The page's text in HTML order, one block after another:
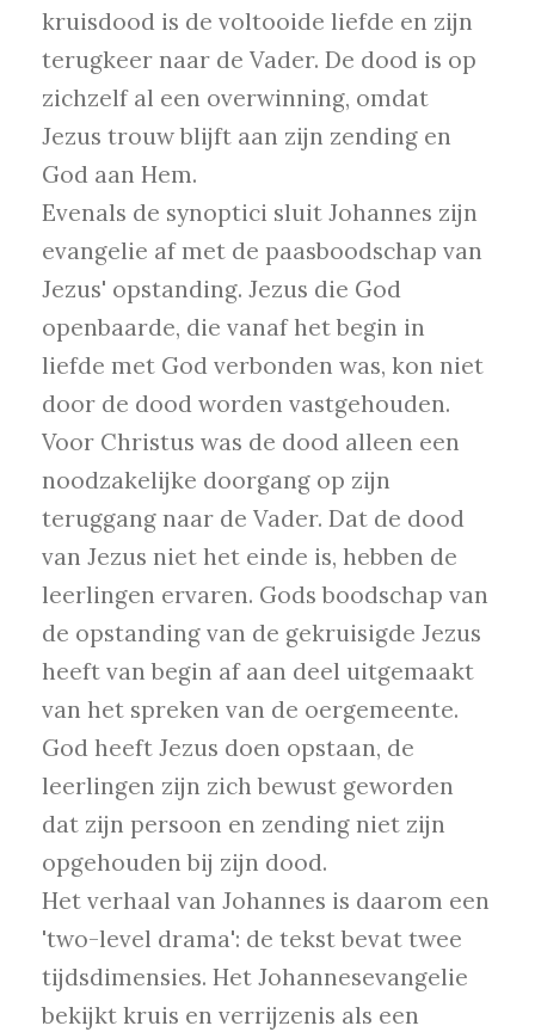
kruisdood is de voltooide liefde en zijn
terugkeer naar de Vader. De dood is op
zichzelf al een overwinning, omdat
Jezus trouw blijft aan zijn zending en
God aan Hem.
Evenals de synoptici sluit Johannes zijn
evangelie af met de paasboodschap van
Jezus' opstanding. Jezus die God
openbaarde, die vanaf het begin in
liefde met God verbonden was, kon niet
door de dood worden vastgehouden.
Voor Christus was de dood alleen een
noodzakelijke doorgang op zijn
teruggang naar de Vader. Dat de dood
van Jezus niet het einde is, hebben de
leerlingen ervaren. Gods boodschap van
de opstanding van de gekruisigde Jezus
heeft van begin af aan deel uitgemaakt
van het spreken van de oergemeente.
God heeft Jezus doen opstaan, de
leerlingen zijn zich bewust geworden
dat zijn persoon en zending niet zijn
opgehouden bij zijn dood.
Het verhaal van Johannes is daarom een
'two-level drama': de tekst bevat twee
tijdsdimensies. Het Johannesevangelie
bekijkt kruis en verrijzenis als een